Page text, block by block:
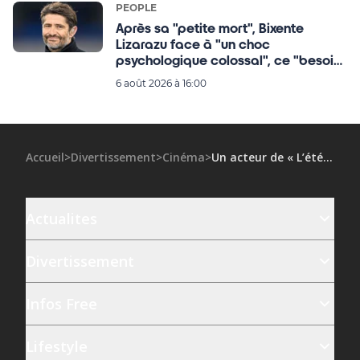
PEOPLE
Après sa "petite mort", Bixente
Lizarazu face à "un choc
psychologique colossal", ce "besoin"
qu'il ressent encore à 56 ans
6 août 2026 à 16:00
Accueil>Divertissement>Cinéma> Un acteur de « L’été où je suis devenue jolie » va jouer dans cette adaptation littéraire aux 261 millions de lecteurs